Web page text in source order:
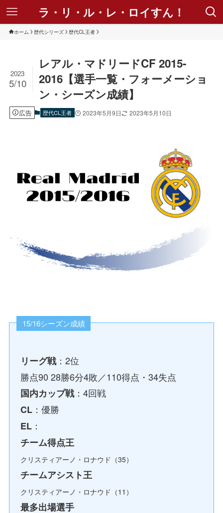
ラ・リ・ル・レ・ロイすん！
ホーム 歴代シリーズ 歴代CL王者
レアル・マドリードCF 2015-
2016【選手一覧・フォーメーショ
ン・シーズン成績】
2023
5/10
広告 歴代CL王者 2023年5月9日 2023年5月10日
15/16シーズン成績
リーグ戦：2位
勝点90 28勝6分4敗／110得点・34失点
国内カップ戦：4回戦
CL ：優勝
EL ：
チーム得点王
クリスティアーノ・ロナウド（35）
チームアシスト王
クリスティアーノ・ロナウド（11）
最多出場選手